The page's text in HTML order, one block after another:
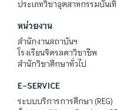
ประเภทวิชาอุตสาหกรรมบันเ
หน่วยงาน
สำนักงานสถาบันฯ
โรงเรียนจิตรลดาวิชาชีพ
สำนักวิชาศึกษาทั่วไป
E-SERVICE
ระบบบริการการศึกษา (REG)